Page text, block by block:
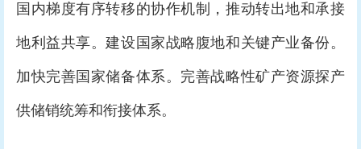
国内梯度有序转移的协作机制，推动转出地和承接
地利益共享。建设国家战略腹地和关键产业备份。
加快完善国家储备体系。完善战略性矿产资源探产
供储销统筹和衔接体系。